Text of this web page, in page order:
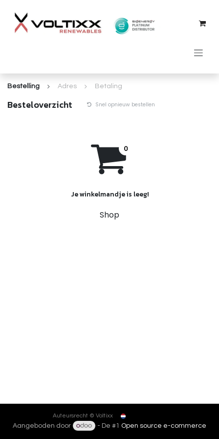
Bestelling Adres Betaling
Besteloverzicht Snel opnieuw bestellen
Je winkelmandje is leeg!
Shop
Auteursrecht © Voltixx
Aangeboden door - De #1 Open source e-commerce